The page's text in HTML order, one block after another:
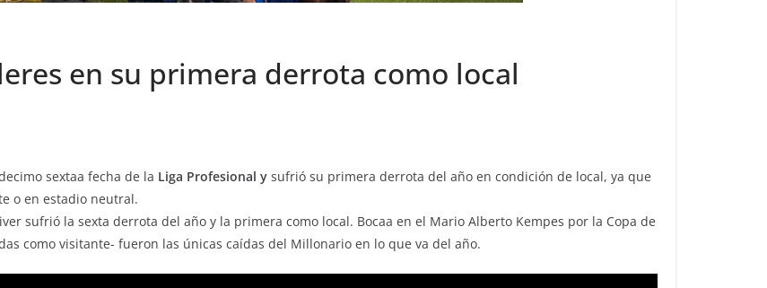
en su primera derrota como local
sextaa fecha de la Liga Profesional y sufrió su primera derrota del año en condición de local, ya que
o en estadio neutral.
sufrió la sexta derrota del año y la primera como local. Bocaa en el Mario Alberto Kempes por la Copa de
como visitante- fueron las únicas caídas del Millonario en lo que va del año.